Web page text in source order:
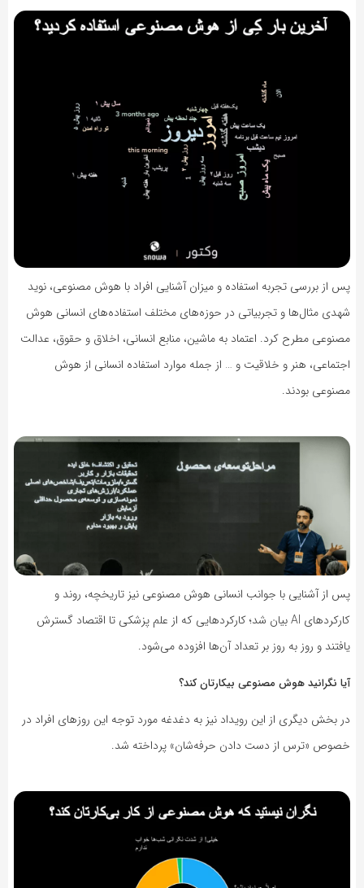
پس از بررسی تجربه استفاده و میزان آشنایی افراد با هوش مصنوعی، نوید
شهدی مثال‌ها و تجربیاتی در حوزه‌های مختلف استفاده‌های انسانی هوش
مصنوعی مطرح کرد. اعتماد به ماشین، منابع انسانی، اخلاق و حقوق، عدالت
اجتماعی، هنر و خلاقیت و … از جمله موارد استفاده انسانی از هوش
مصنوعی بودند.
پس از آشنایی با جوانب انسانی هوش مصنوعی نیز تاریخچه، روند و
کارکردهای AI بیان شد؛ کارکردهایی که از علم پزشکی تا اقتصاد گسترش
یافتند و روز به روز بر تعداد آن‌ها افزوده می‌شود.
آیا نگرانید هوش مصنوعی بیکارتان کند؟
در بخش دیگری از این رویداد نیز به دغدغه‌ مورد توجه این روزهای افراد در
خصوص «ترس از دست دادن حرفه‌شان» پرداخته شد.